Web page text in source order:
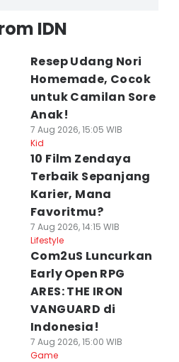
IDN
Resep Udang Nori
Homemade, Cocok
untuk Camilan Sore
Anak!
7 Aug 2026, 15:05 WIB
Kid
10 Film Zendaya
Terbaik Sepanjang
Karier, Mana
Favoritmu?
7 Aug 2026, 14:15 WIB
Lifestyle
Com2uS Luncurkan
Early Open RPG
ARES: THE IRON
VANGUARD di
Indonesia!
7 Aug 2026, 15:00 WIB
Game